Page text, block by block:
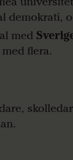
demokrati,
med
med flera.